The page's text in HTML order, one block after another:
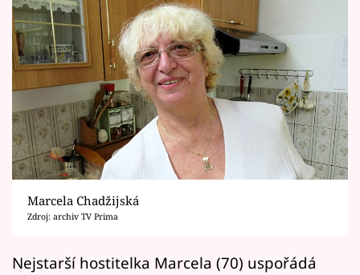
Celebrity
Vztahy
Seriály
Horoskopy
Sledujte prima+
Filmový festival Karlovy Vary
Marcela Chadžijská
Zdroj: archiv TV Prima
Nejstarší hostitelka Marcela (70) uspořádá